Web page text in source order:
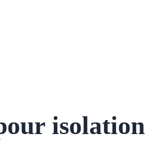
isolation